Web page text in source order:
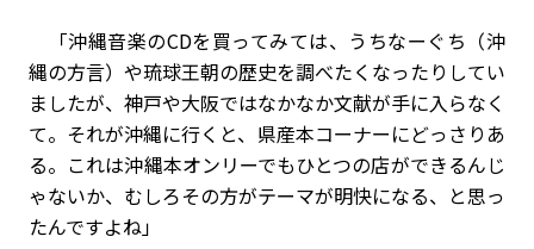
「沖縄音楽のCDを買ってみては、うちなーぐち（沖
縄の方言）や琉球王朝の歴史を調べたくなったりしてい
ましたが、神戸や大阪ではなかなか文献が手に入らなく
て。それが沖縄に行くと、県産本コーナーにどっさりあ
る。これは沖縄本オンリーでもひとつの店ができるんじ
ゃないか、むしろその方がテーマが明快になる、と思っ
たんですよね」